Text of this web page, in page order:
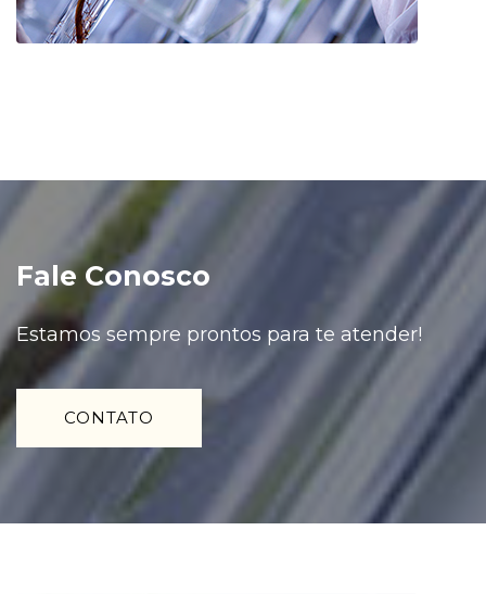
Fale Conosco
Estamos sempre prontos para te atender!
CONTATO